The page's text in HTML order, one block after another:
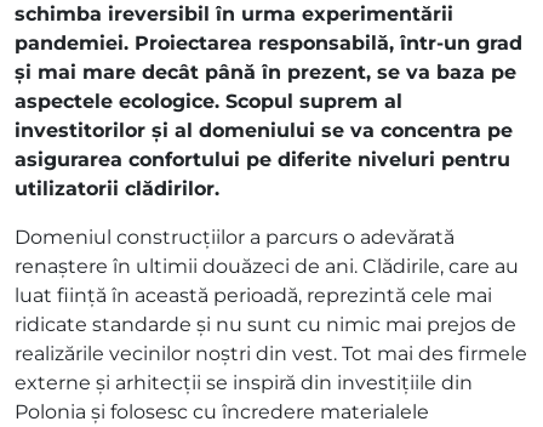
schimba ireversibil în urma experimentării
pandemiei. Proiectarea responsabilă, într-un grad
și mai mare decât până în prezent, se va baza pe
aspectele ecologice. Scopul suprem al
investitorilor și al domeniului se va concentra pe
asigurarea confortului pe diferite niveluri pentru
utilizatorii clădirilor.
Domeniul construcțiilor a parcurs o adevărată
renaștere în ultimii douăzeci de ani. Clădirile, care au
luat ființă în această perioadă, reprezintă cele mai
ridicate standarde și nu sunt cu nimic mai prejos de
realizările vecinilor noștri din vest. Tot mai des firmele
externe și arhitecții se inspiră din investițiile din
Polonia și folosesc cu încredere materialele